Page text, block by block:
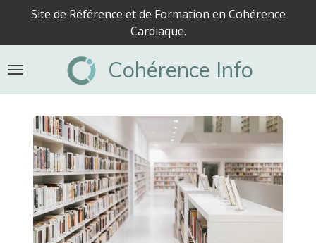
Passer
contenu
principal
Cohérence Info
Site de Référence et de Formation en Cohérence
Cardiaque.